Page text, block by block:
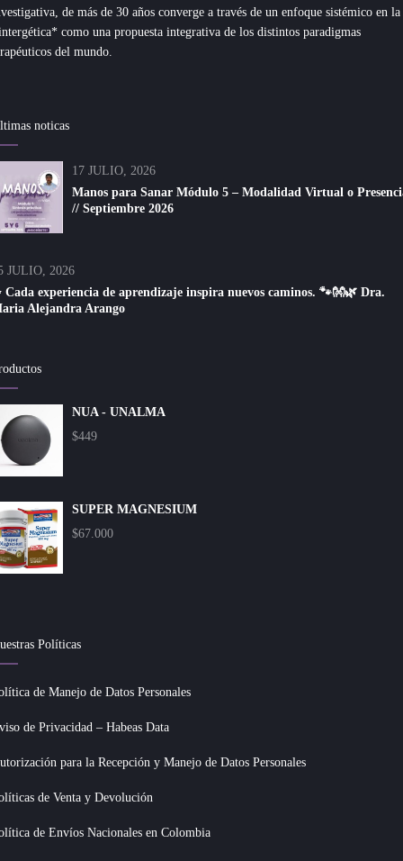
de más de 30 años converge a través de un enfoque sistémico en la
como una propuesta integrativa de los distintos paradigmas
del mundo.
noticas
17 JULIO, 2026
Manos para Sanar Módulo 5 – Modalidad Virtual o
// Septiembre 2026
JULIO, 2026
Cada experiencia de aprendizaje inspira nuevos caminos. 🐾👐🌿 Dra.
Alejandra Arango
NUA - UNALMA
$449
SUPER MAGNESIUM
$67.000
Políticas
de Manejo de Datos Personales
de Privacidad – Habeas Data
para la Recepción y Manejo de Datos Personales
de Venta y Devolución
de Envíos Nacionales en Colombia